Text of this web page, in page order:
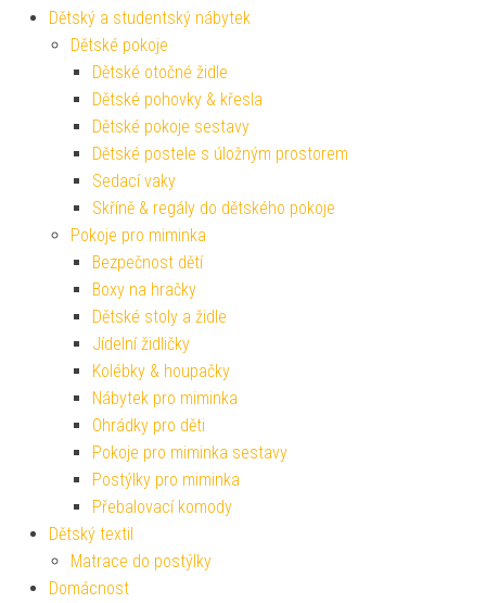
Dětský a studentský nábytek
Dětské pokoje
Dětské otočné židle
Dětské pohovky & křesla
Dětské pokoje sestavy
Dětské postele s úložným prostorem
Sedací vaky
Skříně & regály do dětského pokoje
Pokoje pro miminka
Bezpečnost dětí
Boxy na hračky
Dětské stoly a židle
Jídelní židličky
Kolébky & houpačky
Nábytek pro miminka
Ohrádky pro děti
Pokoje pro miminka sestavy
Postýlky pro miminka
Přebalovací komody
Dětský textil
Matrace do postýlky
Domácnost